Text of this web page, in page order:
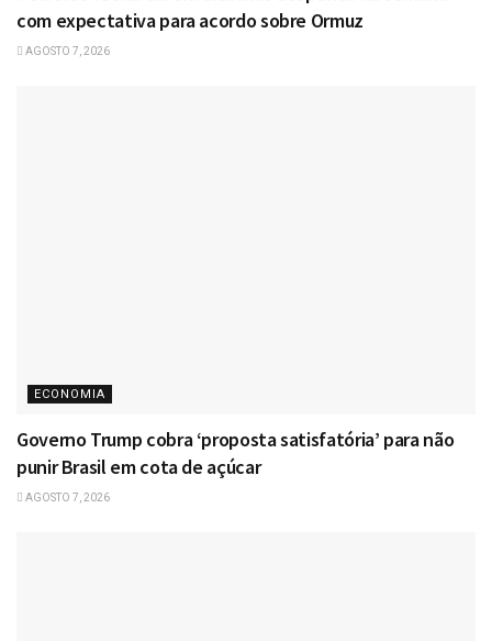
com expectativa para acordo sobre Ormuz
AGOSTO 7, 2026
ECONOMIA
Governo Trump cobra ‘proposta satisfatória’ para não
punir Brasil em cota de açúcar
AGOSTO 7, 2026